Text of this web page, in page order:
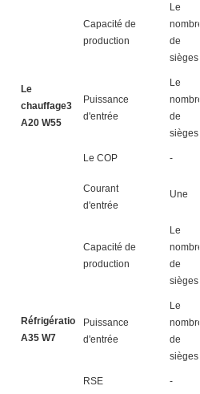
Le
chauffage3
A20 W55
Capacité de
production
Le
nombre
de
sièges
Puissance
d'entrée
Le
nombre
de
sièges
Le COP -
Courant
d'entrée
Une
Réfrigération4
A35 W7
Capacité de
production
Le
nombre
de
sièges
Puissance
d'entrée
Le
nombre
de
sièges
RSE -